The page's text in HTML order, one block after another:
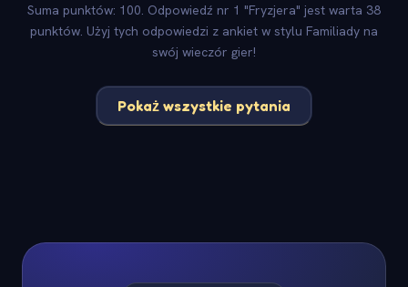
Suma punktów: 100. Odpowiedź nr 1 "Fryzjera" jest warta 38
punktów. Użyj tych odpowiedzi z ankiet w stylu Familiady na
swój wieczór gier!
Pokaż wszystkie pytania